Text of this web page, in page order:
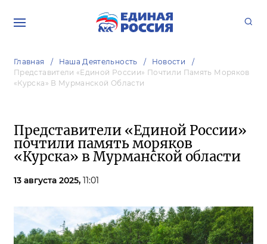
Главная Наша Деятельность
Новости
Представители «Единой России» Почтили Память Моряков
«Курска» В Мурманской Области
Представители «Единой России»
почтили память моряков
«Курска» в Мурманской области
13 августа 2025, 11:01